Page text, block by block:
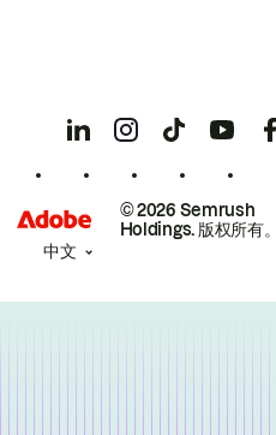
© 2026 Semrush
Holdings. 版权所有。
中文